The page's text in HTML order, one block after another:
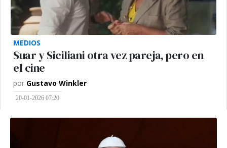
MEDIOS
Suar y Siciliani otra vez pareja, pero en
el cine
por Gustavo Winkler
20-01-2026 07:20